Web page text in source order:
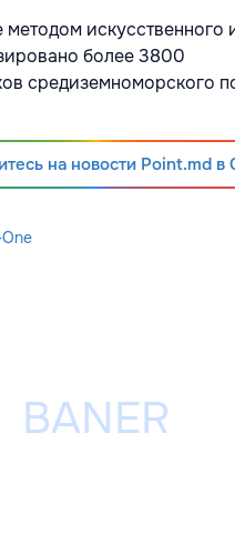
искусственного
более 3800
средиземноморского
на новости Point.md в